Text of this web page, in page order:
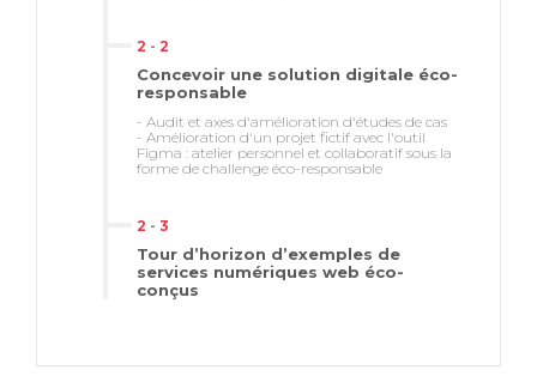
2 - 2
Concevoir une solution digitale éco-
responsable
- Audit et axes d'amélioration d'études de cas
- Amélioration d'un projet fictif avec l'outil
Figma : atelier personnel et collaboratif sous la
forme de challenge éco-responsable
2 - 3
Tour d’horizon d’exemples de
services numériques web éco-
conçus